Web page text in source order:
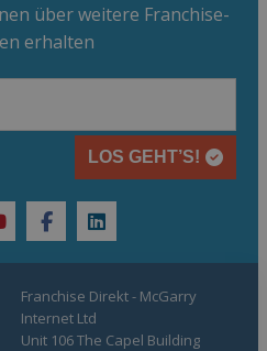
über weitere Franchise-
erhalten
LOS GEHT’S!
facebooklinkedin
Franchise Direkt - McGarry
Internet Ltd
Unit 106 The Capel Building